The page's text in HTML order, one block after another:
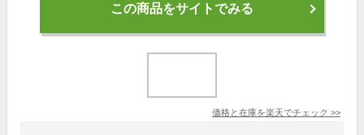
この商品をサイトでみる
価格と在庫を楽天でチェック >>